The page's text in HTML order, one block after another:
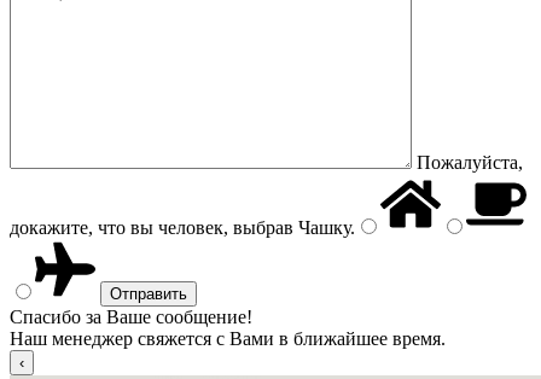
Пожалуйста,
докажите, что вы человек, выбрав Чашку.
Спасибо за Ваше сообщение!
Наш менеджер свяжется с Вами в ближайшее время.